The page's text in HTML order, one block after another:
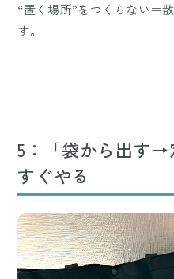
“置く場所”をつくらない＝
す。
5：「袋から出す→
すぐやる